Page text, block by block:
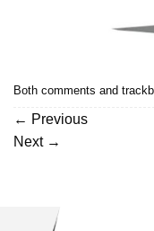
Both comments and
← Previous
Next →